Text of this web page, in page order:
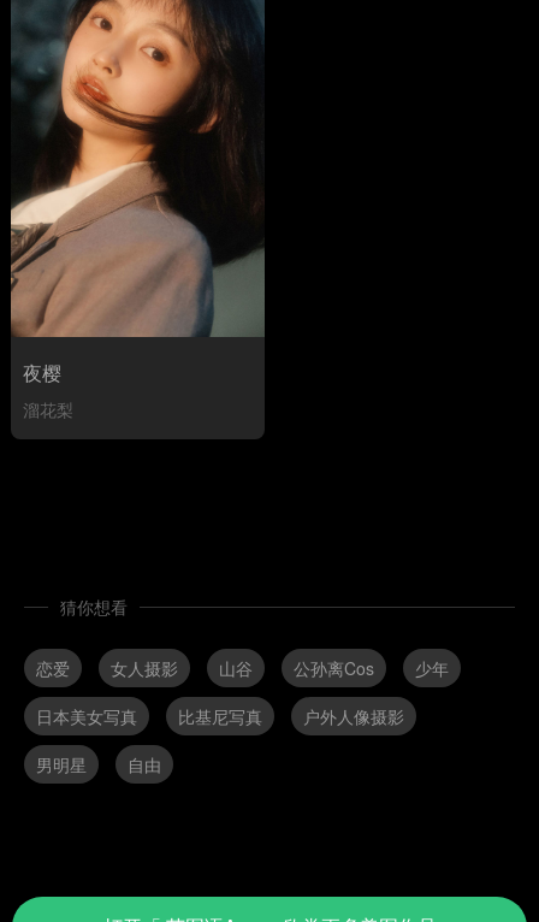
夜樱
溜花梨
猜你想看
恋爱 女人摄影 山谷 公孙离Cos
少年
日本美女写真
比基尼写真
户外人像摄影
男明星
自由